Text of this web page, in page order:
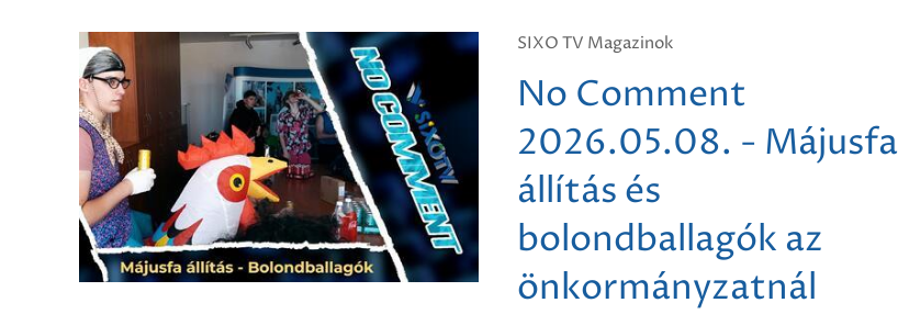
SIXO TV Magazinok
No Comment
2026.05.08. - Májusfa
állítás és
bolondballagók az
önkormányzatnál